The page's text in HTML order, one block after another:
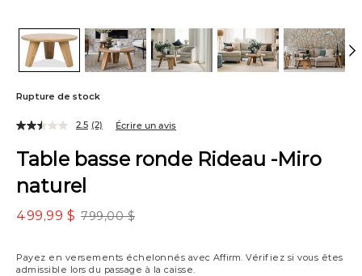
Rupture de stock
Table basse ronde Rideau -Miro
naturel
799,00 $
499,99 $
Payez en versements échelonnés avec Affirm. Vérifiez si vous êtes
admissible lors du passage à la caisse.
2.5 (2) Écrire un avis